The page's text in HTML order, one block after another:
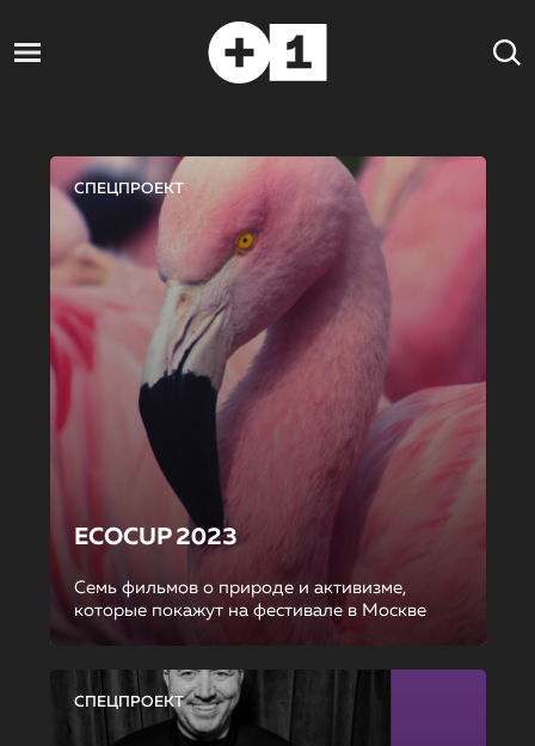
СПЕЦПРОЕКТ
ECOCUP 2023
Семь фильмов о природе и активизме,
которые покажут на фестивале в Москве
СПЕЦПРОЕКТ